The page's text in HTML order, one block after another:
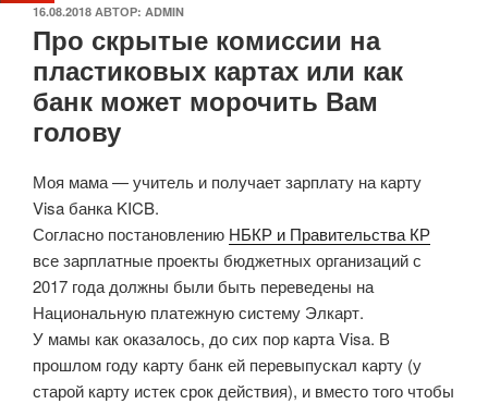
ОПУБЛИКОВАНО
16.08.2018 АВТОР: ADMIN
Про скрытые комиссии на
пластиковых картах или как
банк может морочить Вам
голову
Моя мама — учитель и получает зарплату на карту
Visa банка KICB.
Согласно постановлению НБКР и Правительства КР
все зарплатные проекты бюджетных организаций с
2017 года должны были быть переведены на
Национальную платежную систему Элкарт.
У мамы как оказалось, до сих пор карта Visa. В
прошлом году карту банк ей перевыпускал карту (у
старой карту истек срок действия), и вместо того чтобы